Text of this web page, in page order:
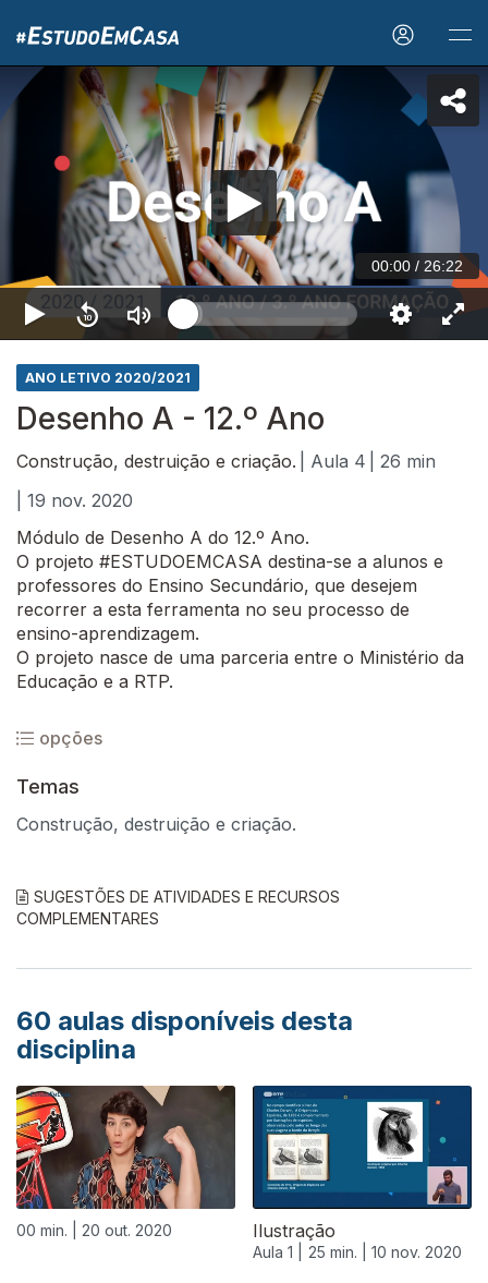
00:00 / 26:22
ANO LETIVO 2020/2021
Desenho A - 12.º Ano
Construção, destruição e criação. | Aula 4
| 26 min
| 19 nov. 2020
Módulo de Desenho A do 12.º Ano.
O projeto #ESTUDOEMCASA destina-se a alunos e
professores do Ensino Secundário, que desejem
recorrer a esta ferramenta no seu processo de
ensino-aprendizagem.
O projeto nasce de uma parceria entre o Ministério da
Educação e a RTP.
opções
Temas
Construção, destruição e criação.
SUGESTÕES DE ATIVIDADES E RECURSOS
COMPLEMENTARES
60 aulas disponíveis desta
disciplina
00 min. | 20 out. 2020 Ilustração
Aula 1 | 25 min. | 10 nov. 2020